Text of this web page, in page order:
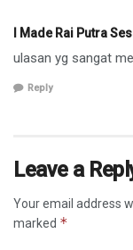
I Made Rai Putra
ulasan yg sangat
Reply
Leave a
Your email address
marked *